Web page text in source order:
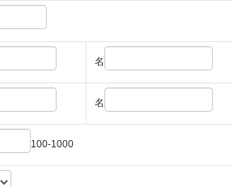
名
名
100-1000